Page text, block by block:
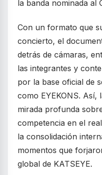
la banda nominada al
Con un formato que
concierto, el
detrás de cámaras,
las integrantes y
por la base oficial de
como EYEKONS.
mirada profunda
competencia en el
la consolidación
momentos que
global de KATSEYE.